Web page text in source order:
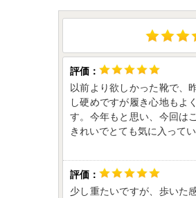
以前より欲しかった靴で、
し硬めですが履き心地もよ
す。今年もと思い、今回は
きれいでとても気に入ってい
少し重たいですが、歩いた